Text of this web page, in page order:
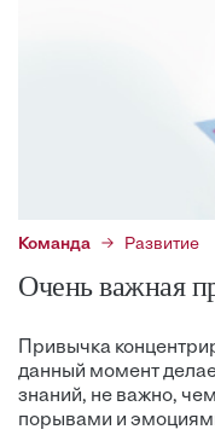
Команда Развитие
Очень важная
Привычка
данный момент
знаний, не важно,
порывами и